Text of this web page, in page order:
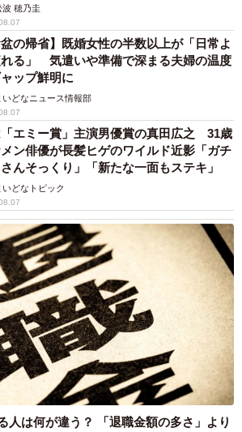
波 穂乃圭
盆の帰省】既婚女性の半数以上が「日常よ
れる」 気遣いや準備で深まる夫婦の温度
ップ鮮明に
いどなニュース情報部
エミー賞」主演男優賞の真田広之 31歳
ン俳優が長髪ヒゲのワイルド近影「ガチ
んそっくり」「新たな一面もステキ」
いどなトピック
人は何が違う？ 「退職金額の多さ」より